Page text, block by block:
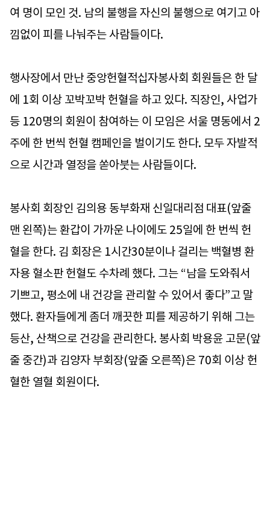
여 명이 모인 것. 남의 불행을 자신의 불행으로 여기고 아
낌없이 피를 나눠주는 사람들이다.
행사장에서 만난 중앙헌혈적십자봉사회 회원들은 한 달
에 1회 이상 꼬박꼬박 헌혈을 하고 있다. 직장인, 사업가
등 120명의 회원이 참여하는 이 모임은 서울 명동에서 2
주에 한 번씩 헌혈 캠페인을 벌이기도 한다. 모두 자발적
으로 시간과 열정을 쏟아붓는 사람들이다.
봉사회 회장인 김의용 동부화재 신일대리점 대표(앞줄
맨 왼쪽)는 환갑이 가까운 나이에도 25일에 한 번씩 헌
혈을 한다. 김 회장은 1시간30분이나 걸리는 백혈병 환
자용 혈소판 헌혈도 수차례 했다. 그는 “남을 도와줘서
기쁘고, 평소에 내 건강을 관리할 수 있어서 좋다”고 말
했다. 환자들에게 좀더 깨끗한 피를 제공하기 위해 그는
등산, 산책으로 건강을 관리한다. 봉사회 박용윤 고문(앞
줄 중간)과 김양자 부회장(앞줄 오른쪽)은 70회 이상 헌
혈한 열혈 회원이다.